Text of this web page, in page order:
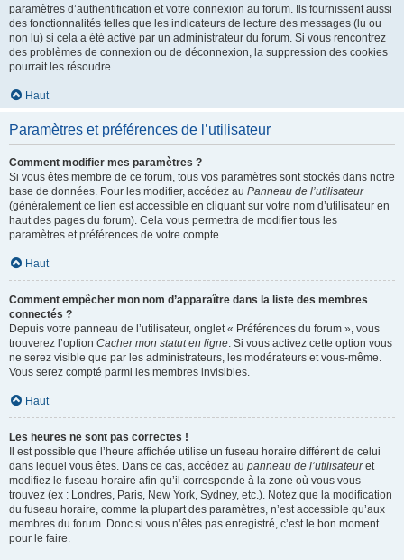
paramètres d’authentification et votre connexion au forum. Ils fournissent aussi
des fonctionnalités telles que les indicateurs de lecture des messages (lu ou
non lu) si cela a été activé par un administrateur du forum. Si vous rencontrez
des problèmes de connexion ou de déconnexion, la suppression des cookies
pourrait les résoudre.
Haut
Paramètres et préférences de l’utilisateur
Comment modifier mes paramètres ?
Si vous êtes membre de ce forum, tous vos paramètres sont stockés dans notre
base de données. Pour les modifier, accédez au Panneau de l’utilisateur
(généralement ce lien est accessible en cliquant sur votre nom d’utilisateur en
haut des pages du forum). Cela vous permettra de modifier tous les
paramètres et préférences de votre compte.
Haut
Comment empêcher mon nom d’apparaître dans la liste des membres
connectés ?
Depuis votre panneau de l’utilisateur, onglet « Préférences du forum », vous
trouverez l’option Cacher mon statut en ligne. Si vous activez cette option vous
ne serez visible que par les administrateurs, les modérateurs et vous-même.
Vous serez compté parmi les membres invisibles.
Haut
Les heures ne sont pas correctes !
Il est possible que l’heure affichée utilise un fuseau horaire différent de celui
dans lequel vous êtes. Dans ce cas, accédez au panneau de l’utilisateuret
modifiez le fuseau horaire afin qu’il corresponde à la zone où vous vous
trouvez (ex : Londres, Paris, New York, Sydney, etc.). Notez que la modification
du fuseau horaire, comme la plupart des paramètres, n’est accessible qu’aux
membres du forum. Donc si vous n’êtes pas enregistré, c’est le bon moment
pour le faire.